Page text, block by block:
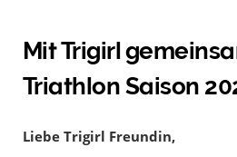
Mit Trigirl
Triathlon Saison
Liebe Trigirl Freundin,